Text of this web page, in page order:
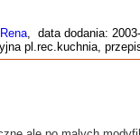
Rena, data dodania:
pl.rec.kuchnia,